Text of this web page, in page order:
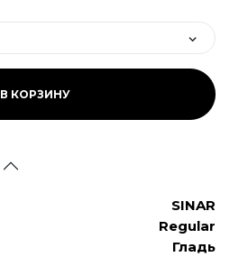
В КОРЗИНУ
SINAR
Regular
Гладь